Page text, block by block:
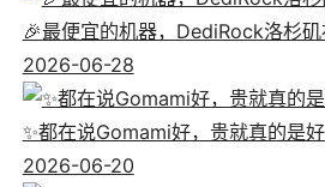
🎉最便宜的机器，DediRock洛杉
2026-06-28
✨都在说Gomami好，贵就真的是
2026-06-20